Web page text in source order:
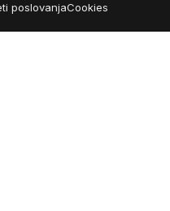
poslovanjaCookies